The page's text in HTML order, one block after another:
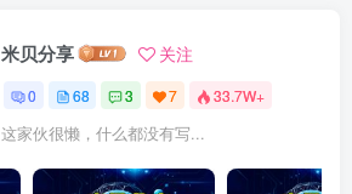
米贝分享 关注
0 68 3 7 33.7W+
这家伙很懒，什么都没有写...